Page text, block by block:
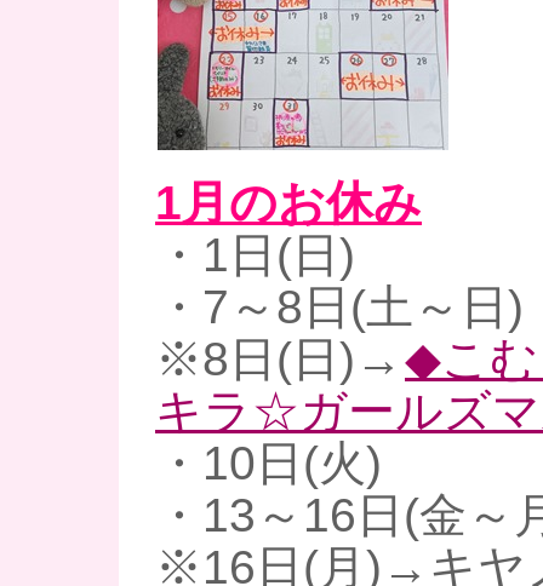
1月のお休み
・1日(日)
・7～8日(土～日)
※8日(日)→ ◆こ
キラ☆ガールズ
・10日(火)
・13～16日(金～
※16日(月)→キヤ